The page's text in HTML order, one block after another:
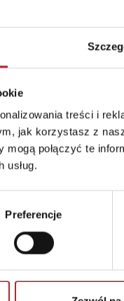
treści i
jak korzystasz z
połączyć te
usług.
Preferencje
produkcji
towaru